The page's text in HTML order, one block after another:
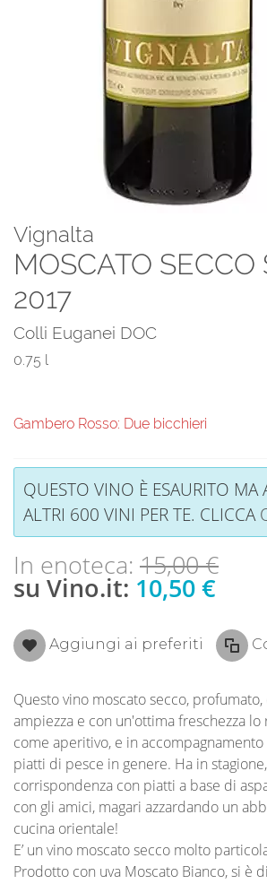
Vignalta
MOSCATO SECCO
2017
Colli Euganei DOC
0.75 l
Gambero Rosso: Due bicchieri
QUESTO VINO È ESAURITO MA
ALTRI 600 VINI PER TE. CLICCA
In enoteca: 15,00 €
su Vino.it: 10,50 €
Aggiungi ai preferiti
Questo vino moscato secco,
ampiezza e con un'ottima freschezza
come aperitivo, e in
piatti di pesce in genere. Ha in
corrispondenza con piatti a base di
con gli amici, magari azzardando un
cucina orientale!
E’ un vino moscato secco molto
Prodotto con uva Moscato Bianco, si è